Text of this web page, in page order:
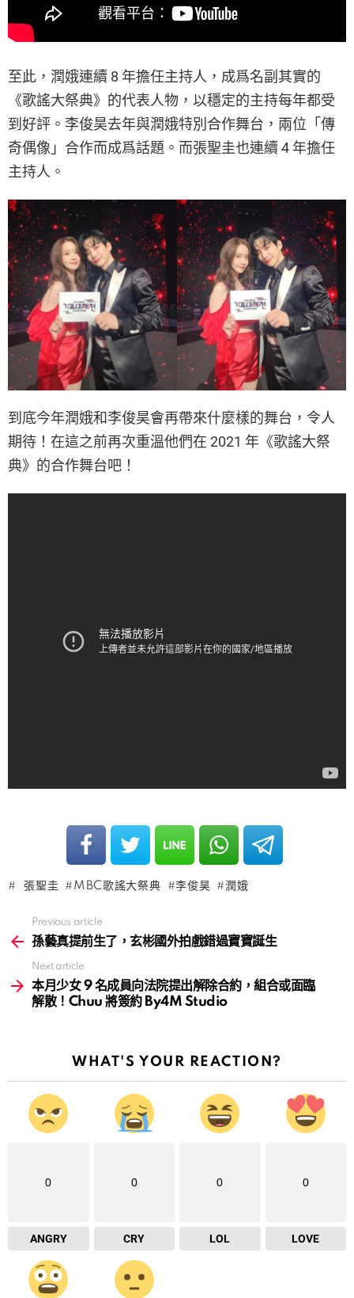
至此，潤娥連續 8 年擔任主持人，成爲名副其實的
《歌謠大祭典》的代表人物，以穩定的主持每年都受
到好評。李俊昊去年與潤娥特別合作舞台，兩位「傳
奇偶像」合作而成爲話題。而張聖圭也連續 4 年擔任
主持人。
到底今年潤娥和李俊昊會再帶來什麼樣的舞台，令人
期待！在這之前再次重溫他們在 2021 年《歌謠大祭
典》的合作舞台吧！
張聖圭 MBC歌謠大祭典 李俊昊 潤娥
more
Previous article
孫藝真提前生了，玄彬國外拍戲錯過寶寶誕生
Next article
本月少女 9 名成員向法院提出解除合約，組合或面臨
解散！Chuu 將簽約 By4M Studio
WHAT'S YOUR REACTION?
0
ANGRY
0
CRY
0
LOL
0
LOVE